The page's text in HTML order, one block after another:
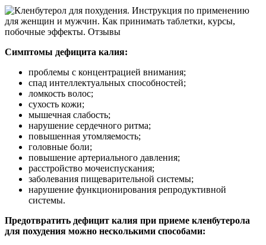
Симптомы дефицита калия:
проблемы с концентрацией внимания;
спад интеллектуальных способностей;
ломкость волос;
сухость кожи;
мышечная слабость;
нарушение сердечного ритма;
повышенная утомляемость;
головные боли;
повышение артериального давления;
расстройство мочеиспускания;
заболевания пищеварительной системы;
нарушение функционирования репродуктивной
системы.
Предотвратить дефицит калия при приеме кленбутерола
для похудения можно несколькими способами: